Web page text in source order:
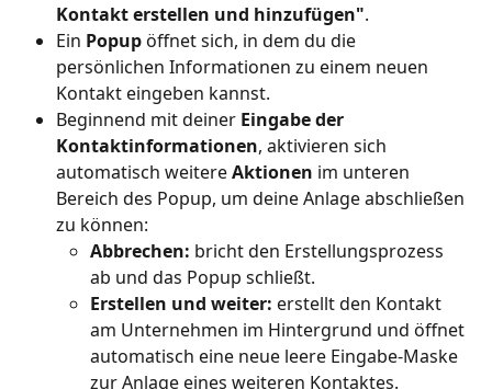
Kontakt erstellen und hinzufügen".
Ein Popup öffnet sich, in dem du die
persönlichen Informationen zu einem neuen
Kontakt eingeben kannst.
Beginnend mit deiner Eingabe der
Kontaktinformationen, aktivieren sich
automatisch weitere Aktionen im unteren
Bereich des Popup, um deine Anlage abschließen
zu können:
Abbrechen: bricht den Erstellungsprozess
ab und das Popup schließt.
Erstellen und weiter: erstellt den Kontakt
am Unternehmen im Hintergrund und öffnet
automatisch eine neue leere Eingabe-Maske
zur Anlage eines weiteren Kontaktes.